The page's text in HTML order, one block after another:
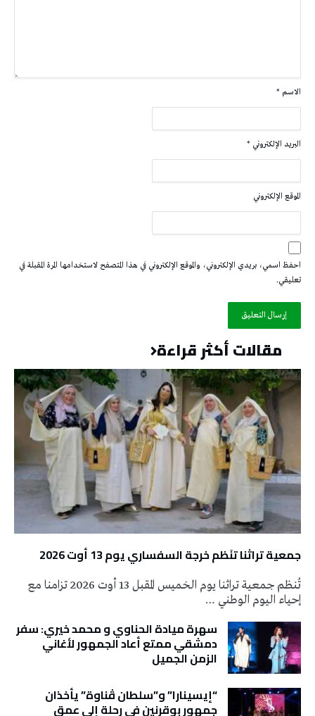
الاسم *
البريد الإلكتروني *
الموقع الإلكتروني
احفظ اسمي، بريدي الإلكتروني، والموقع الإلكتروني في هذا المتصفح لاستخدامها المرة المقبلة في
تعليقي.
مقالات أكثر قراءة
جمعية تراثنا تنَظم خرجة السفساري يوم 13 أوت 2026
تُنظم جمعية تراثنا يوم الخميس المقبل 13 أوت 2026 تزامنا مع
إحياء اليوم الوطني …
سهرة ميادة الحناوي و محمد خيري: سفر
دمشقي ممتع أعاد الجمهور لأغاني
الزمن الجميل
“إيسينارا” و”سلطان ڤناوة” يأخذان
جمهور بوقرنين في رحلة إلى عمق